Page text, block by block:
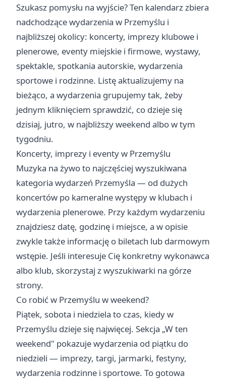
Szukasz pomysłu na wyjście? Ten kalendarz zbiera
nadchodzące wydarzenia w Przemyślu i
najbliższej okolicy: koncerty, imprezy klubowe i
plenerowe, eventy miejskie i firmowe, wystawy,
spektakle, spotkania autorskie, wydarzenia
sportowe i rodzinne. Listę aktualizujemy na
bieżąco, a wydarzenia grupujemy tak, żeby
jednym kliknięciem sprawdzić, co dzieje się
dzisiaj, jutro, w najbliższy weekend albow tym
tygodniu.
Koncerty, imprezy i eventy w Przemyślu
Muzyka na żywo to najczęściej wyszukiwana
kategoria wydarzeń Przemyśla — od dużych
koncertów po kameralne występy w klubach i
wydarzenia plenerowe. Przy każdym wydarzeniu
znajdziesz datę, godzinę i miejsce, a w opisie
zwykle także informację o biletach lub darmowym
wstępie. Jeśli interesuje Cię konkretny wykonawca
albo klub, skorzystaj z wyszukiwarki na górze
strony.
Co robić w Przemyślu w weekend?
Piątek, sobota i niedziela to czas, kiedy w
Przemyślu dzieje się najwięcej. Sekcja „W ten
weekend" pokazuje wydarzenia od piątku do
niedzieli — imprezy, targi, jarmarki, festyny,
wydarzenia rodzinne i sportowe. To gotowa